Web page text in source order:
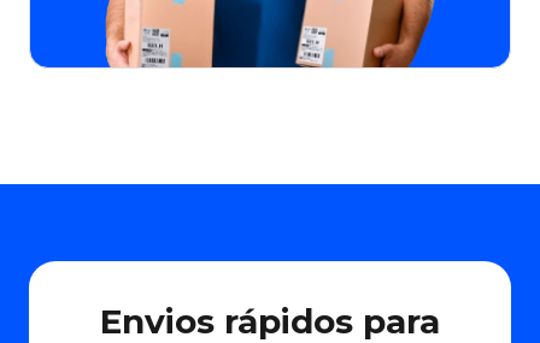
Envios rápidos para